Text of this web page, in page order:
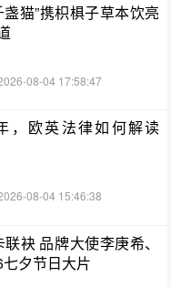
猫”携枳椇子草本饮亮
08-04 17:58:47
，欧英法律如何解读
08-04 15:46:38
庚希、
七夕节日大片